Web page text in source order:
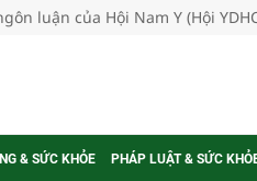
luận của Hội Nam Y (Hội
& SỨC KHỎE PHÁP LUẬT & SỨC